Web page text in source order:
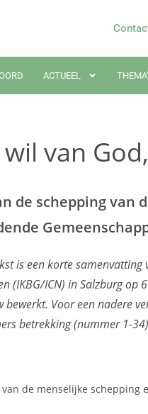
ACTUEEL
van
de schepping
is een korte samenvatting
(IKBG/ICN) in Salzburg
Voor een nadere
betrekking (nummer 1-
de menselijke schepping